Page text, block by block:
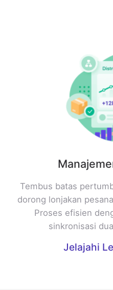
Tembus batas
dorong lonjakan
Proses efisien
sinkronisasi
Jelajahi